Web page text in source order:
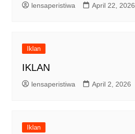
lensaperistiwa April 22, 2026
Iklan
IKLAN
lensaperistiwa April 2, 2026
Iklan